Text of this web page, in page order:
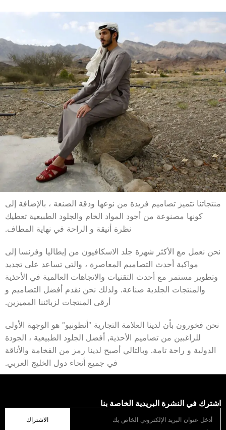
منتجاتنا تتميز تصاميم فريدة من نوعها ودقة الصنعة ، بالإضافة إلى
كونها مصنوعة من أجود المواد الخام والجلود الطبيعية تعطيك
نظرة أنيقة و الراحة في نهاية المطاف.
نحن نعمل مع الأكثر شهرة جلد الاسكافيون من إيطاليا وفرنسا إلى
مواكبة أحدث التصاميم المعاصرة ، والتي تساعد على تجديد
وتطوير مستمر مع أحدث التقنيات والاتجاهات العالمية في الأحذية
والمنتجات الجلدية صناعة. ولذلك نحن نقدم أفضل التصاميم و
أرقى المنتجات لزبائننا المميزين.
نحن فخورون بأن لدينا العلامة التجارية "أنطونيو" هو الوجهة الأولى
للراغبين من تصاميم الأحذية, أفضل الجلود الطبيعية ، الجودة
الدولية و راحة تامة. وبالتالي أصبح لدينا رمز من الفخامة والأناقة
في جميع أنحاء دول الخليج العربي.
اشترك في النشرة البريدية الخاصة بنا
الاشتراك